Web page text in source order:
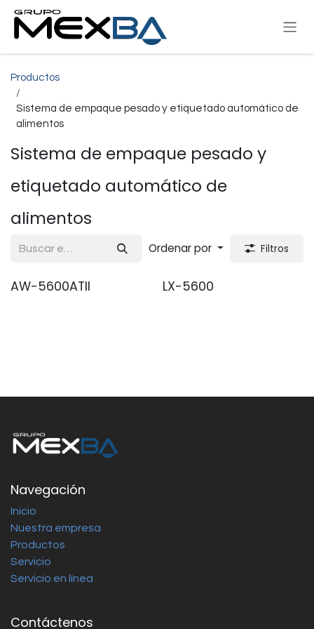
Ir al contenido
Productos
Sistema de empaque pesado y etiquetado automático de
alimentos
Sistema de empaque pesado y
etiquetado automático de
alimentos
Ordenar por Filtros
AW-5600ATII LX-5600
Navegación
Inicio
Nuestra empresa
Productos
Servicio
Servicio en línea
Contáctenos